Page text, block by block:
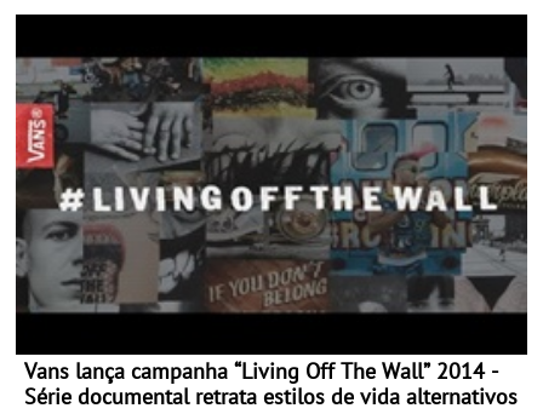
principal desafio, desta vez extensível a três novos pilotos.
Vans lança campanha “Living Off The Wall” 2014 -
Série documental retrata estilos de vida alternativos